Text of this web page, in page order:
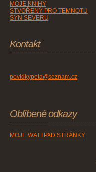
MOJE KNIHY
STVOŘENÝ PRO TEMNOTU
SYN SEVERU
Kontakt
povidkypeta@seznam.cz
Oblíbené odkazy
MOJE WATTPAD STRÁNKY